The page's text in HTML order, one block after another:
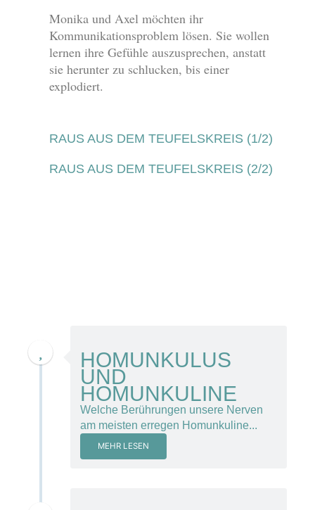
Monika und Axel möchten ihr
Kommunikationsproblem lösen. Sie wollen
lernen ihre Gefühle auszusprechen, anstatt
sie herunter zu schlucken, bis einer
explodiert.
RAUS AUS DEM TEUFELSKREIS (1/2)
RAUS AUS DEM TEUFELSKREIS (2/2)
HOMUNKULUS
UND
HOMUNKULINE
Welche Berührungen unsere Nerven
am meisten erregen Homunkuline...
MEHR LESEN